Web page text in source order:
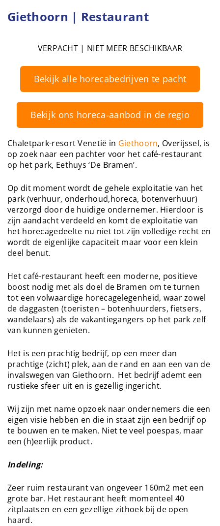
Giethoorn | Restaurant
VERPACHT | NIET MEER BESCHIKBAAR
Bekijk alle horecabedrijven te pacht
Bekijk ons horeca‑aanbod in de regio
Chaletpark-resort Venetië in Giethoorn, Overijssel, is
op zoek naar een pachter voor het café-restaurant
op het park, Eethuys ‘De Bramen’.
Op dit moment wordt de gehele exploitatie van het
park (verhuur, onderhoud,horeca, botenverhuur)
verzorgd door de huidige ondernemer. Hierdoor is
zijn aandacht verdeeld en komt de exploitatie van
het horecagedeelte nu niet tot zijn volledige recht en
wordt de eigenlijke capaciteit maar voor een klein
deel benut.
Het café-restaurant heeft een moderne, positieve
boost nodig met als doel de Bramen om te turnen
tot een volwaardige horecagelegenheid, waar zowel
de daggasten (toeristen – botenhuurders, fietsers,
wandelaars) als de vakantiegangers op het park zelf
van kunnen genieten.
Het is een prachtig bedrijf, op een meer dan
prachtige (zicht) plek, aan de rand en aan een van de
invalswegen van Giethoorn. Het bedrijf ademt een
rustieke sfeer uit en is gezellig ingericht.
Wij zijn met name opzoek naar ondernemers die een
eigen visie hebben en die in staat zijn een bedrijf op
te bouwen en te maken. Niet te veel poespas, maar
een (h)eerlijk product.
Indeling:
Zeer ruim restaurant van ongeveer 160m2 met een
grote bar. Het restaurant heeft momenteel 40
zitplaatsen en een gezellige zithoek bij de open
haard.